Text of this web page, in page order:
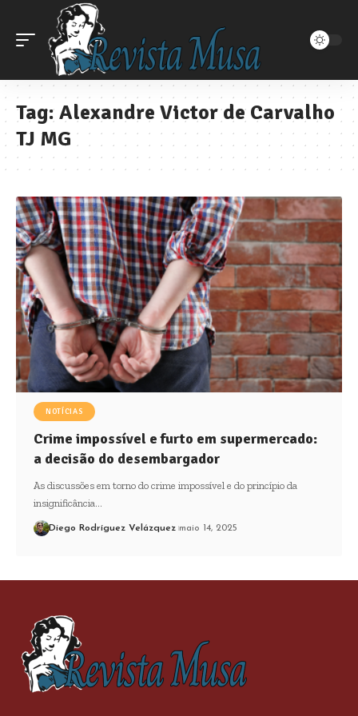
Tag:Alexandre Victor de Carvalho
TJ MG
NOTÍCIAS
Crime impossível e furto em supermercado:
a decisão do desembargador
As discussões em torno do crime impossível e do princípio da
insignificância…
Diego Rodríguez Velázquez maio 14, 2025